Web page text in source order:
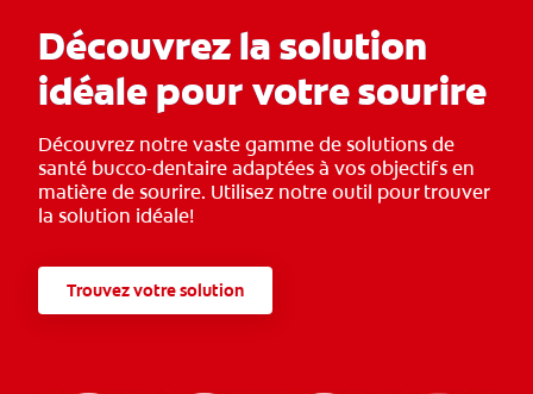
Découvrez la solution
idéale pour votre sourire
Découvrez notre vaste gamme de solutions de
santé bucco-dentaire adaptées à vos objectifs en
matière de sourire. Utilisez notre outil pour trouver
la solution idéale!
Trouvez votre solution